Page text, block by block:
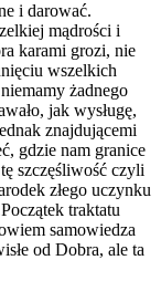
i darować.
mądrości i
karami grozi, nie
wszelkich
żadnego
jak wysługę,
znajdującemi
gdzie nam granice
szczęśliwość czyli
złego uczynku
traktatu
samowiedza
od Dobra, ale ta